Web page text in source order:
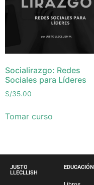
Socialirazgo: Redes
Sociales para Líderes
S/35.00
Tomar curso
JUSTO
LLECLLISH
EDUCACIÓN